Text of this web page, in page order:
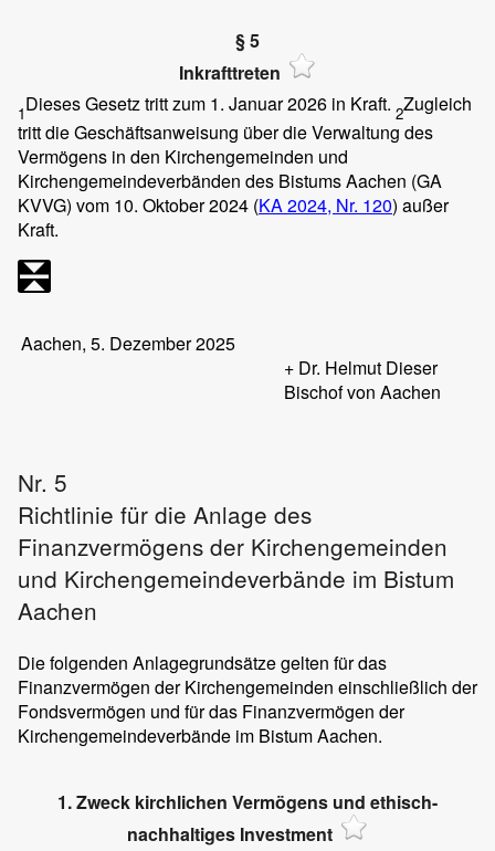
§ 5
Inkrafttreten
1Dieses Gesetz tritt zum 1. Januar 2026 in Kraft. 2Zugleich
tritt die Geschäftsanweisung über die Verwaltung des
Vermögens in den Kirchengemeinden und
Kirchengemeindeverbänden des Bistums Aachen (GA
KVVG) vom 10. Oktober 2024 (KA 2024, Nr. 120) außer
Kraft.
Aachen, 5. Dezember 2025
+ Dr. Helmut Dieser
Bischof von Aachen
Nr. 5
Richtlinie für die Anlage des
Finanzvermögens der Kirchengemeinden
und Kirchengemeindeverbände im Bistum
Aachen
Die folgenden Anlagegrundsätze gelten für das
Finanzvermögen der Kirchengemeinden einschließlich der
Fondsvermögen und für das Finanzvermögen der
Kirchengemeindeverbände im Bistum Aachen.
1. Zweck kirchlichen Vermögens und ethisch-
nachhaltiges Investment